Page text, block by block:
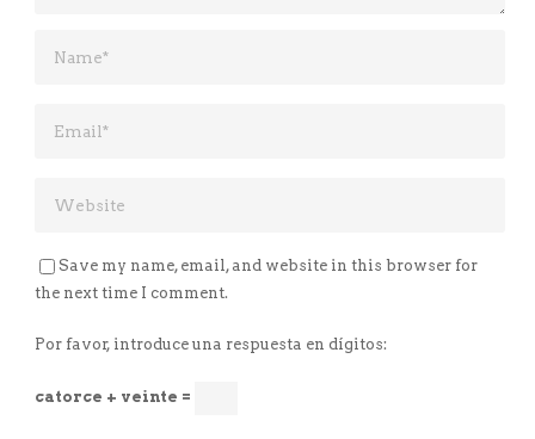
Save my name, email, and website in this browser for
the next time I comment.
Por favor, introduce una respuesta en dígitos:
catorce + veinte =